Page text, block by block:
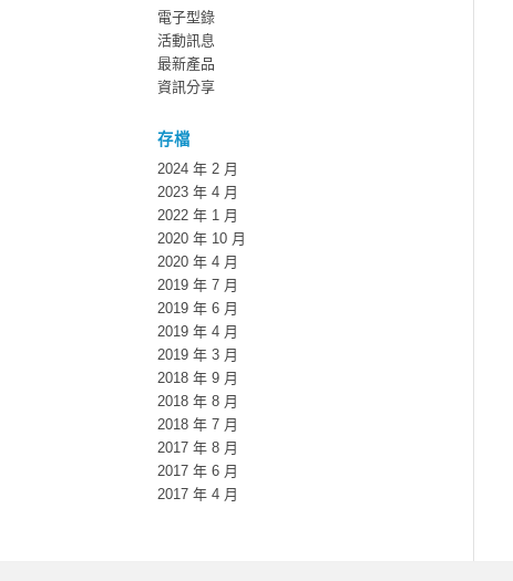
電子型錄
活動訊息
最新產品
資訊分享
存檔
2024 年 2 月
2023 年 4 月
2022 年 1 月
2020 年 10 月
2020 年 4 月
2019 年 7 月
2019 年 6 月
2019 年 4 月
2019 年 3 月
2018 年 9 月
2018 年 8 月
2018 年 7 月
2017 年 8 月
2017 年 6 月
2017 年 4 月